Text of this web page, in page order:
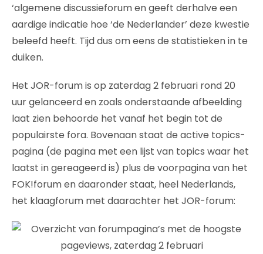
‘algemene discussieforum en geeft derhalve een
aardige indicatie hoe ‘de Nederlander’ deze kwestie
beleefd heeft. Tijd dus om eens de statistieken in te
duiken.
Het JOR-forum is op zaterdag 2 februari rond 20
uur gelanceerd en zoals onderstaande afbeelding
laat zien behoorde het vanaf het begin tot de
populairste fora. Bovenaan staat de active topics-
pagina (de pagina met een lijst van topics waar het
laatst in gereageerd is) plus de voorpagina van het
FOK!forum en daaronder staat, heel Nederlands,
het klaagforum met daarachter het JOR-forum: